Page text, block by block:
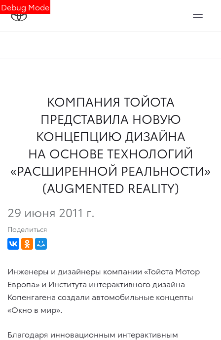
Debug Mode
КОМПАНИЯ ТОЙОТА
ПРЕДСТАВИЛА НОВУЮ
КОНЦЕПЦИЮ ДИЗАЙНА
НА ОСНОВЕ ТЕХНОЛОГИЙ
«РАСШИРЕННОЙ РЕАЛЬНОСТИ»
(AUGMENTED REALITY)
29 июня 2011 г.
Поделиться
Инженеры и дизайнеры компании «Тойота Мотор
Европа» и Института интерактивного дизайна
Копенгагена создали автомобильные концепты
«Окно в мир».
Благодаря инновационным интерактивным